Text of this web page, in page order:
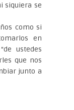
siquiera se
como si
en
ustedes
que nos
junto a